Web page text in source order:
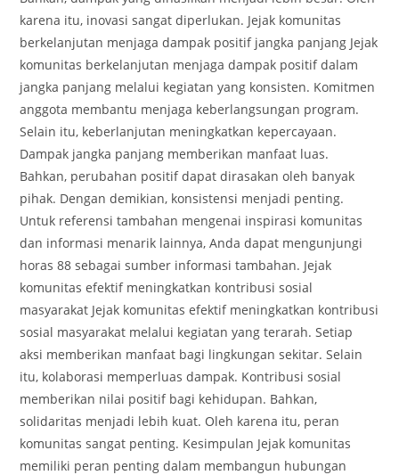
karena itu, inovasi sangat diperlukan. Jejak komunitas
berkelanjutan menjaga dampak positif jangka panjang Jejak
komunitas berkelanjutan menjaga dampak positif dalam
jangka panjang melalui kegiatan yang konsisten. Komitmen
anggota membantu menjaga keberlangsungan program.
Selain itu, keberlanjutan meningkatkan kepercayaan.
Dampak jangka panjang memberikan manfaat luas.
Bahkan, perubahan positif dapat dirasakan oleh banyak
pihak. Dengan demikian, konsistensi menjadi penting.
Untuk referensi tambahan mengenai inspirasi komunitas
dan informasi menarik lainnya, Anda dapat mengunjungi
horas 88 sebagai sumber informasi tambahan. Jejak
komunitas efektif meningkatkan kontribusi sosial
masyarakat Jejak komunitas efektif meningkatkan kontribusi
sosial masyarakat melalui kegiatan yang terarah. Setiap
aksi memberikan manfaat bagi lingkungan sekitar. Selain
itu, kolaborasi memperluas dampak. Kontribusi sosial
memberikan nilai positif bagi kehidupan. Bahkan,
solidaritas menjadi lebih kuat. Oleh karena itu, peran
komunitas sangat penting. Kesimpulan Jejak komunitas
memiliki peran penting dalam membangun hubungan